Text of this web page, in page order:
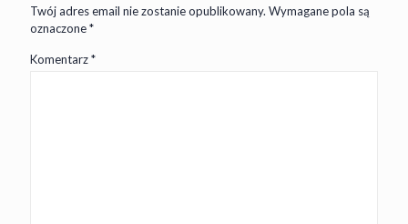
Twój adres email nie zostanie opublikowany. Wymagane pola są
oznaczone*
Komentarz*